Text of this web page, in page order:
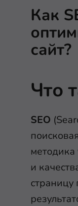
Как
сайт?
Что
SEO
методика
и
страницу